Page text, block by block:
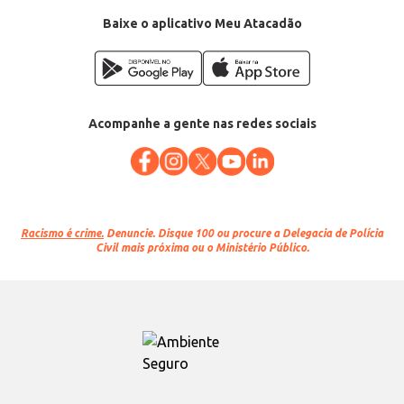
Baixe o aplicativo Meu Atacadão
Acompanhe a gente nas redes sociais
Racismo é crime. Denuncie. Disque 100 ou procure a Delegacia de Polícia
Civil mais próxima ou o Ministério Público.